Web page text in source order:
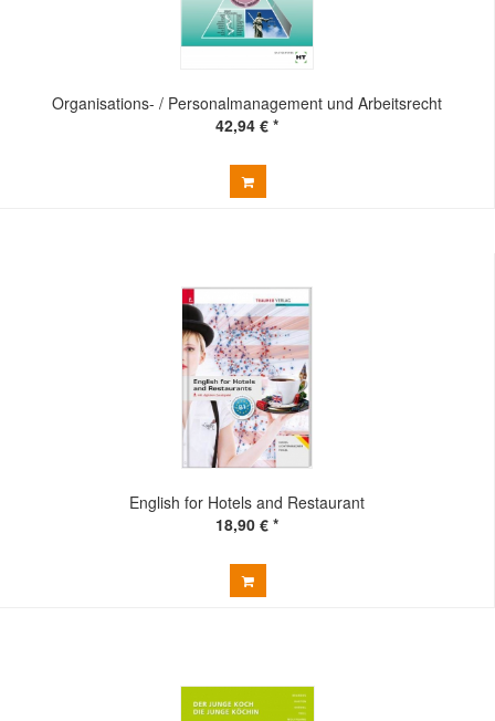
Organisations- / Personalmanagement und Arbeitsrecht
42,94 € *
English for Hotels and Restaurant
18,90 € *